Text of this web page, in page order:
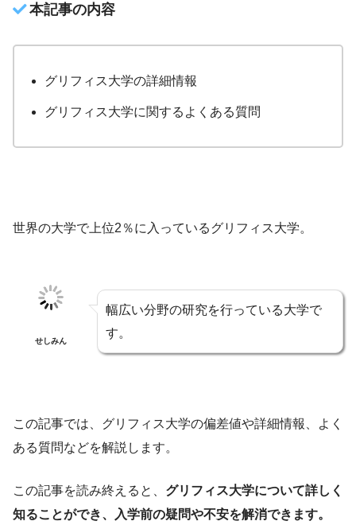
本記事の内容
グリフィス大学の詳細情報
グリフィス大学に関するよくある質問
世界の大学で上位2％に入っているグリフィス大学。
せしみん
幅広い分野の研究を行っている大学で
す。
この記事では、グリフィス大学の偏差値や詳細情報、よく
ある質問などを解説します。
この記事を読み終えると、 グリフィス大学について詳しく
知ることができ、入学前の疑問や不安を解消できます。